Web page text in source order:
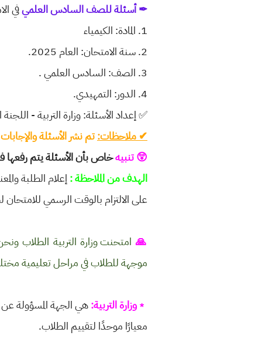
✒ أسئلة للصف السادس العلميفي
1. المادة: الكيمياء
2. سنة الامتحان: العام 2025.
3. الصف: السادس العلمي .
4. الدور: التمهيدي.
✅إعداد الأسئلة: وزارة التربية -
✔ ملاحظات:تم نشر الأسئلة
😲 تنبيهخاص بأن الأسئلة يتم رفعها
الهدف من الملاحظة : إعلام الطلبة
على الالتزام بالوقت الرسمي للامتحان
🙏 امتحنت وزارة التربية الطلاب
موجهة للطلاب في مراحل تعليمية
﹡وزارة التربية:هي الجهة المسؤولة عن
معيارًا موحدًا لتقييم الطلاب.